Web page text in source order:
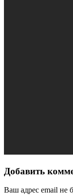
Добавить
Ваш адрес email не